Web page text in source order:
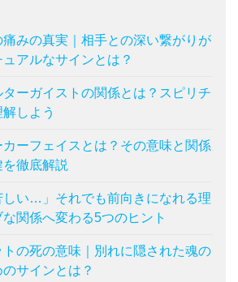
みの真実｜相手との深い繋がりが
アルなサインとは？
ーガイストの関係とは？スピリチ
しよう
ーフェイスとは？その意味と関係
徹底解説
しい…」それでも前向きになれる理
関係へ変わる5つのヒント
の死の意味｜別れに隠された魂の
サインとは？